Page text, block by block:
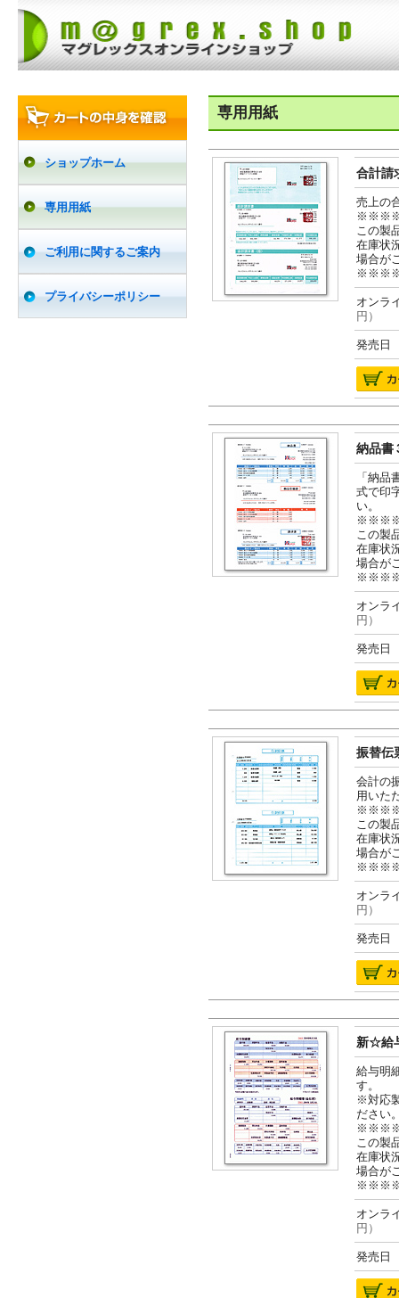
ショップホーム
専用用紙
ご利用に関するご案内
プライバシーポリシー
専用用紙
合計請
売上の
この製
在庫状
場合が
オン
円）
発売日
納品書
「納
式で印
い。
この製
在庫状
場合が
オン
円）
発売日
振替伝
会計の
用いた
この製
在庫状
場合が
オン
円）
発売日
新☆給
給与明
す。
※対応
ださい
この製
在庫状
場合が
オン
円）
発売日